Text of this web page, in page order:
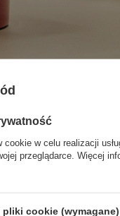
z
jest wykonany ze stali
ciepło. Bo kawa jest do
trzy godziny też będzie
w celu realizacji
przeglądarce. Więcej
cookie (wymagane)